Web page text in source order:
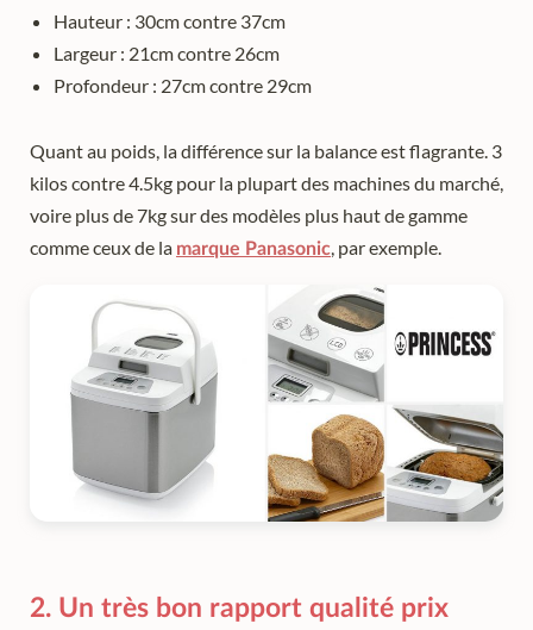
Hauteur : 30cm contre 37cm
Largeur : 21cm contre 26cm
Profondeur : 27cm contre 29cm
Quant au poids, la différence sur la balance est flagrante. 3
kilos contre 4.5kg pour la plupart des machines du marché,
voire plus de 7kg sur des modèles plus haut de gamme
comme ceux de la marque Panasonic , par exemple.
2. Un très bon rapport qualité prix